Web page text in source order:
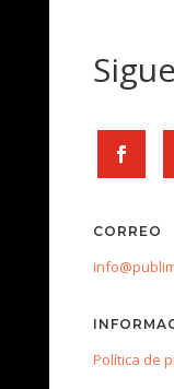
CORREO
Política de